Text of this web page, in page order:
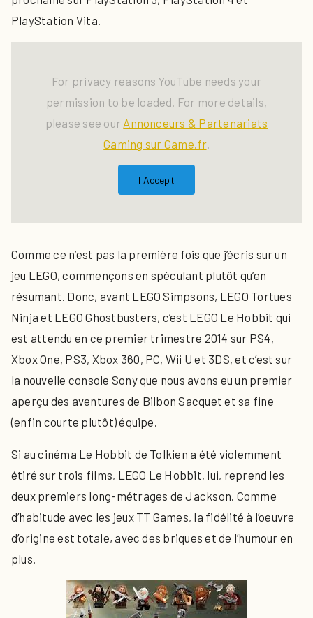
PlayStation Vita.
For privacy reasons YouTube needs your
permission to be loaded. For more details,
please see our Annonceurs & Partenariats
Gaming sur Game.fr.
I Accept
Comme ce n’est pas la première fois que j’écris sur un
jeu LEGO, commençons en spéculant plutôt qu’en
résumant. Donc, avant LEGO Simpsons, LEGO Tortues
Ninja et LEGO Ghostbusters, c’est LEGO Le Hobbit qui
est attendu en ce premier trimestre 2014 sur PS4,
Xbox One, PS3, Xbox 360, PC, Wii U et 3DS, et c’est sur
la nouvelle console Sony que nous avons eu un premier
aperçu des aventures de Bilbon Sacquet et sa fine
(enfin courte plutôt) équipe.
Si au cinéma Le Hobbit de Tolkien a été violemment
étiré sur trois films, LEGO Le Hobbit, lui, reprend les
deux premiers long-métrages de Jackson. Comme
d’habitude avec les jeux TT Games, la fidélité à l’oeuvre
d’origine est totale, avec des briques et de l’humour en
plus.